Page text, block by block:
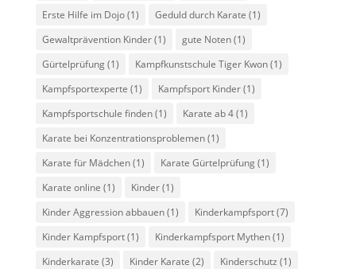
Erste Hilfe im Dojo(1) Geduld durch Karate (1)
Gewaltprävention Kinder(1) gute Noten(1)
Gürtelprüfung(1) Kampfkunstschule Tiger Kwon(1)
Kampfsportexperte (1) Kampfsport Kinder(1)
Kampfsportschule finden(1) Karate ab 4(1)
Karate bei Konzentrationsproblemen(1)
Karate für Mädchen(1) Karate Gürtelprüfung(1)
Karate online (1) Kinder(1)
Kinder Aggression abbauen(1) Kinderkampfsport(7)
Kinder Kampfsport(1) Kinderkampfsport Mythen(1)
Kinderkarate (3) Kinder Karate (2) Kinderschutz (1)